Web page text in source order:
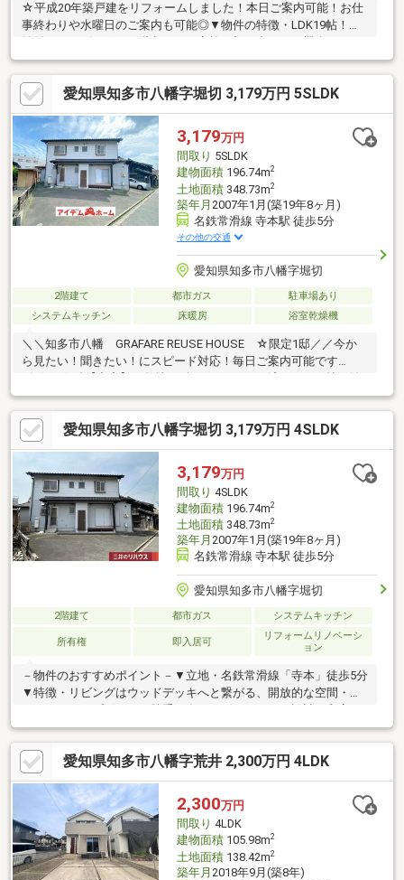
☆平成20年築戸建をリフォームしました！本日ご案内可能！お仕
事終わりや水曜日のご案内も可能◎▼物件の特徴・LDK19帖！収
れます♪・全居室収納付きの収納豊富な間取り・食洗機や浴室乾燥
機など設備充実◎〇成約プレゼント実施中☆詳しくはプレゼント
情報参照下さい♪-周辺環境-・八幡小学校 徒歩24分・八幡中学
校 徒歩25分・コンビニ、スーパー徒歩15分圏内の周辺施設充実
♪☆お問合せは「052-627-2130」まで☆365日営業中！！！ピンク
の「見学予約する（無料）」をクリック！ぜひ一度、ご内覧くだ
さい！
愛知県知多市八幡字堀切 3,179万円 5SLDK
3,179万円
間取り 5SLDK
建物面積196.74m2
土地面積348.73m2
築年月 2007年1月(築19年8ヶ月)
名鉄常滑線 寺本駅 徒歩5分
その他の交通
愛知県知多市八幡字堀切
2階建て 都市ガス
駐車場あり
システムキッチン
床暖房 浴室乾燥機
＼＼知多市八幡 GRAFARE REUSE HOUSE ☆限定1邸／／今か
ら見たい！聞きたい！にスピード対応！毎日ご案内可能です
戸、小屋裏収納、ウッドデッキ＝＝＝＝＝＝＝＝＝＝＝＝＝＝＝
＝＝＊八幡小学校：1200m(徒歩約15分)＊八幡中学校：1300m(徒
歩約17分)＊名鉄常滑線「寺本」駅徒歩約5分！＝＝＝＝＝＝＝＝
＝＝＝＝＝＝＝＝＝●●自己資金0円でも大丈夫！●●＊水曜日も休
まず営業！＊ファイナンシャルプランナー常駐店！＊資金計画で
ご不安な方もご気軽にご相談ください！＊未公開物件も多数ご用
意！
愛知県知多市八幡字堀切 3,179万円 4SLDK
3,179万円
間取り 4SLDK
建物面積196.74m2
土地面積348.73m2
築年月 2007年1月(築19年8ヶ月)
名鉄常滑線 寺本駅 徒歩5分
愛知県知多市八幡字堀切
2階建て 都市ガス システムキッチン
所有権 即入居可
リフォームリノベーシ
ョン
－物件のおすすめポイント－▼立地・名鉄常滑線「寺本」徒歩5分
▼特徴・リビングはウッドデッキへと繋がる、開放的な空間・キ
間続き、南側和室は床の間・広縁付・東側洋室は間仕切り設置も
検討可(別途要費用)・駐車3台可(車種による)▼2025年10月内外装
リフォーム済【交換】キッチン、UB、トイレ、洗面台、鍵 等【張
替】全室クロス、畳表替 等【その他】外壁・軒天・雨樋塗装、外
壁コーキング打ち替え 他■ ご希望の住まい探しをお手伝いします
━━━━━・・・物件の詳細・ご相談はお気軽にお問い合わせく
ださい。
愛知県知多市八幡字荒井 2,300万円 4LDK
2,300万円
間取り 4LDK
建物面積105.98m2
土地面積138.42m2
築年月 2018年9月(築8年)